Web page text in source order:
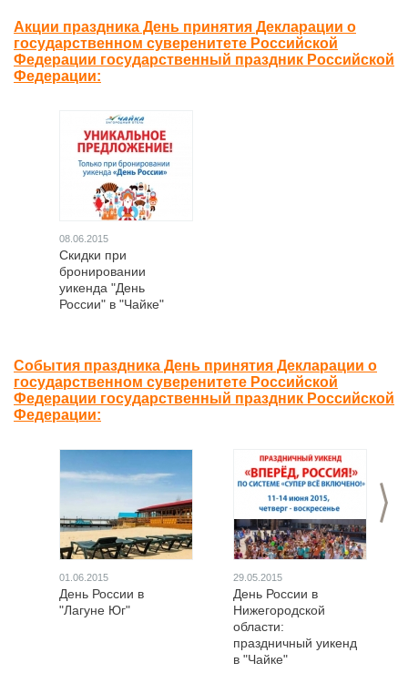
Акции праздника День принятия Декларации о
государственном суверенитете Российской
Федерации государственный праздник Российской
Федерации:
08.06.2015
Скидки при
бронировании
уикенда "День
России" в "Чайке"
События праздника День принятия Декларации о
государственном суверенитете Российской
Федерации государственный праздник Российской
Федерации:
>
01.06.2015
День России в
"Лагуне Юг"
29.05.2015
День России в
Нижегородской
области:
праздничный уикенд
в "Чайке"